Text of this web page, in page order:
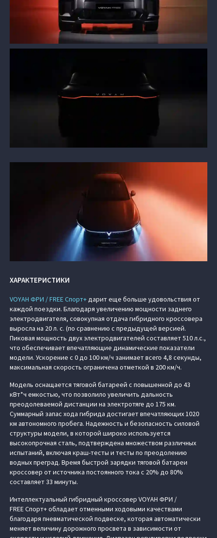
ХАРАКТЕРИСТИКИ
VOYAH ФРИ / FREE Спорт+дарит еще больше удовольствия от
каждой поездки. Благодаря увеличению мощности заднего
электродвигателя, совокупная отдача гибридного кроссовера
выросла на 20 л. с. (по сравнению с предыдущей версией.
Пиковая мощность двух электродвигателей составляет 510 л.с.,
что обеспечивает впечатляющие динамические показатели
модели. Ускорение с 0 до 100 км/ч занимает всего 4,8 секунды,
максимальная скорость ограничена отметкой в 200 км/ч.
Модель оснащается тяговой батареей с повышенной до 43
кВт*ч емкостью, что позволило увеличить дальность
преодолеваемой дистанции на электротяге до 175 км.
Суммарный запас хода гибрида достигает впечатляющих 1020
км автономного пробега. Надежность и безопасность силовой
структуры модели, в которой широко используется
высокопрочная сталь, подтверждена множеством различных
испытаний, включая краш-тесты и тесты по преодолению
водных преград. Время быстрой зарядки тяговой батареи
кроссовер от источника постоянного тока c 20% до 80%
составляет 33 минуты.
Интеллектуальный гибридный кроссовер VOYAH ФРИ /
FREE Спорт+ обладает отменными ходовыми качествами
благодаря пневматической подвеске, которая автоматически
меняет величину дорожного просвета в зависимости от